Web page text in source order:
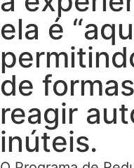
ela é
de
reagir
inúteis.